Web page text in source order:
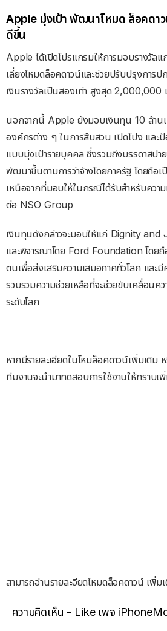
Apple มุ่งเป้า พัฒนาโหมด ล็อคดา
ดีขึ้น
Apple ได้เปิดโปรแกรมให้การมอบรางวั
เลี่ยงโหมดล็อคดาวน์และช่วยปรับปรุงการป
เงินรางวัลเป็นสองเท่า สูงสุด 2,000,000
นอกจากนี้ Apple ยังมอบเงินทุน 10 ล้า
องค์กรต่าง ๆ ในการสืบสวน เปิดโปง และป้
แบบมุ่งเป้ารายบุคคล ซึ่งรวมถึงบรรดาสปา
พัฒนาขึ้นตามการว่าจ้างโดยภาครัฐ โดยถือ
เหนือจากที่มอบให้ในกรณีได้รับสำหรับควา
ต่อ NSO Group
เงินทุนดังกล่าวจะมอบให้แก่ Dignity
และพิจารณาโดย Ford Foundation โดย
ตนเพื่อส่งเสริมความเสมอภาคทั่วโลก และ
รวบรวมความช่วยเหลือที่จะช่วยขับเคลื่อนค
ระดับโลก
หากมีรายละเอียดในโหมล็อคดาวน์เพิ่มเติม
ทีมงานจะนำมาทดสอบการใช้งานให้ทราบ
สามารถอ่านรายละอียดโหมดล็อคดาวน์ เพิ่ม
ความคิดเห็น - Like เพจ